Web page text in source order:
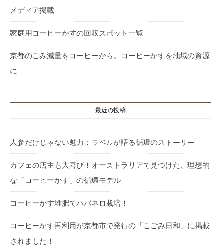
メディア掲載
家庭用コーヒーかすの回収スポット一覧
京都のごみ減量をコーヒーから。コーヒーかすを地域の資源
に
最近の投稿
人参だけじゃない魅力：ラベルが語る循環のストーリー
カフェの店主も大喜び！オーストラリアで見つけた、理想的
な「コーヒーかす」の循環モデル
コーヒーかす堆肥でハバネロ栽培！
コーヒーかす再利用が京都市で発行の「こごみ日和」に掲載
されました！